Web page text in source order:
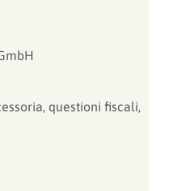
questioni fiscali,